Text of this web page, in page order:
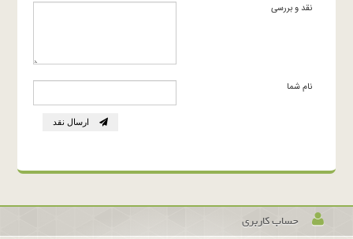
نقد و بررسی
نام شما
ارسال نقد
حساب کاربری